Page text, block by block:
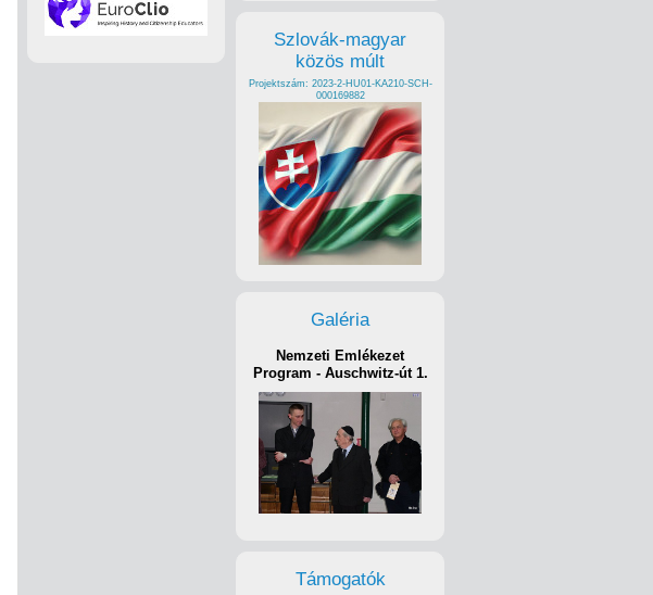
Szlovák-magyar
közös múlt
Projektszám: 2023-2-HU01-KA210-SCH-
000169882
Galéria
Nemzeti Emlékezet
Program - Auschwitz-út 1.
Támogatók